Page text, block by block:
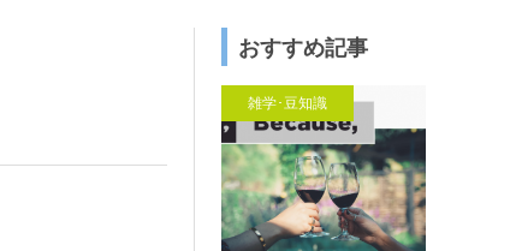
おすすめ記事
雑学･豆知識